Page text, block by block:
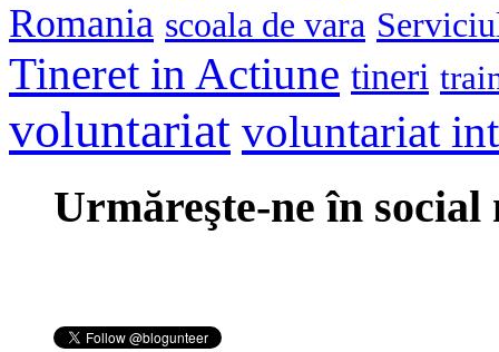
Romania scoala de vara
Tineret in Actiune tineri
voluntariat voluntariat
Urmăreşte-ne în social